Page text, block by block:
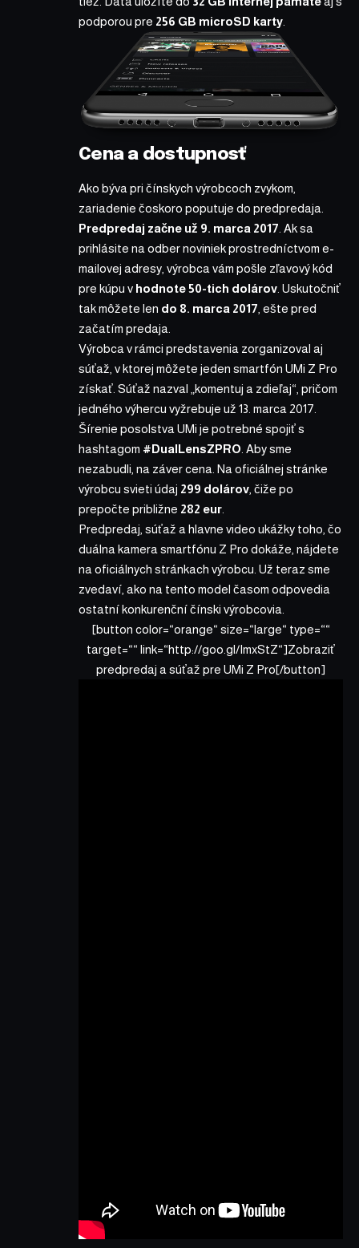
podporou pre 256 GB microSD karty
Cena a dostupnosť
Ako býva pri čínskych výrobcoch zvykom,
zariadenie čoskoro poputuje do predpredaja.
Predpredaj začne už 9. marca 2017 . Ak sa
prihlásite na odber noviniek prostredníctvom e-
mailovej adresy, výrobca vám pošle zľavový kód
pre kúpu v hodnote 50-tich dolárov . Uskutočniť
tak môžete len do 8. marca 2017 , ešte pred
začatím predaja.
Výrobca v rámci predstavenia zorganizoval aj
súťaž, v ktorej môžete jeden smartfón UMi Z Pro
získať. Súťaž nazval „komentuj a zdieľaj“, pričom
jedného výhercu vyžrebuje už 13. marca 2017.
Šírenie posolstva UMi je potrebné spojiť s
hashtagom #DualLensZPRO . Aby sme
nezabudli, na záver cena. Na oficiálnej stránke
výrobcu svieti údaj 299 dolárov , čiže po
prepočte približne 282 eur
Predpredaj, súťaž a hlavne video ukážky toho, čo
duálna kamera smartfónu Z Pro dokáže, nájdete
na oficiálnych stránkach výrobcu. Už teraz sme
zvedaví, ako na tento model časom odpovedia
ostatní konkurenční čínski výrobcovia.
[button color=“orange“ size=“large“ type=““
target=““ link=“http://goo.gl/ImxStZ“]Zobraziť
predpredaj a súťaž pre UMi Z Pro[/button]